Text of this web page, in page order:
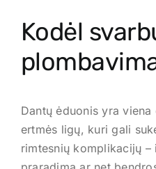
Kodėl
Dantų ėduonis yra
ertmės ligų, kuri gali
rimtesnių komplikacijų